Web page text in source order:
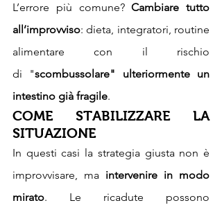
L’errore più comune? Cambiare tutto
all’improvviso: dieta, integratori, routine
alimentare con il rischio
di "scombussolare" ulteriormente un
intestino già fragile.
COME STABILIZZARE LA
SITUAZIONE
In questi casi la strategia giusta non è
improvvisare, ma intervenire in modo
mirato. Le ricadute possono